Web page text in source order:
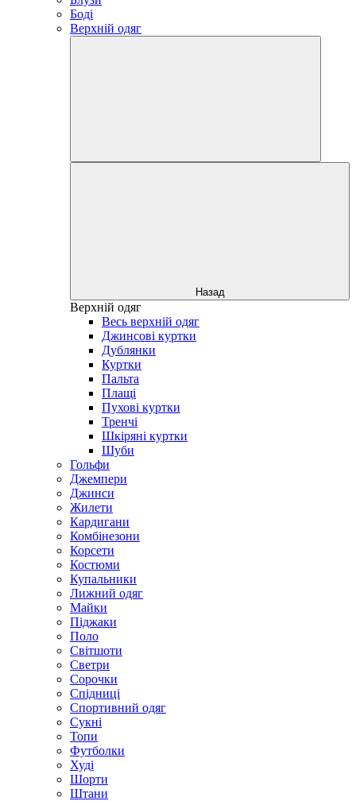
Боді
Верхній одяг
Назад
Верхній одяг
Весь верхній одяг
Джинсові куртки
Дублянки
Куртки
Пальта
Плащі
Пухові куртки
Тренчі
Шкіряні куртки
Шуби
Гольфи
Джемпери
Джинси
Жилети
Кардигани
Комбінезони
Корсети
Костюми
Купальники
Лижний одяг
Майки
Піджаки
Поло
Світшоти
Светри
Сорочки
Спідниці
Спортивний одяг
Сукні
Топи
Футболки
Худі
Шорти
Штани